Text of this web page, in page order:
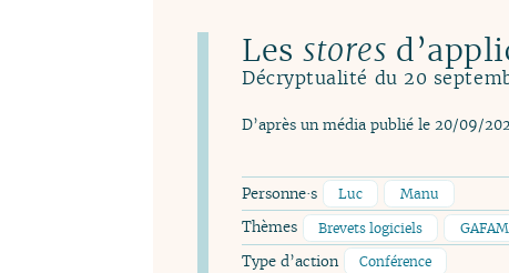
Lesstores
Décryptualité du 20
D’après un média publié le 20/09/
Personne·s Luc Manu
Thèmes Brevets logiciels GAFAM
Type d’action Conférence